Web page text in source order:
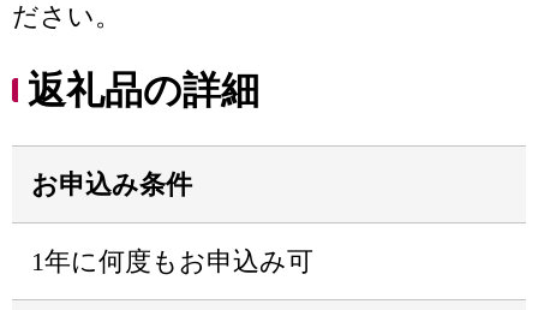
ださい。
返礼品の詳細
お申込み条件
1年に何度もお申込み可